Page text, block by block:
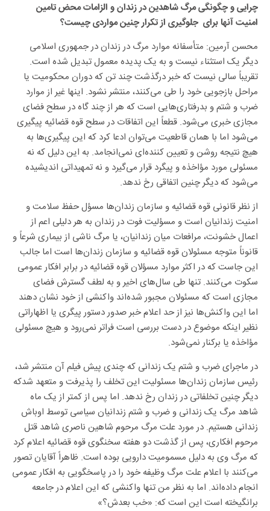
چرایی و چگونگی مرگ شاهدین در زندان و الزامات محض تامین
امنیت آنها برای جلوگیری از تکرار چنین مواردیچیست؟
محسن آرمین: متأسفانه موارد مرگ در زندان در جمهوری اسلامی
دیگر یک استثناء نیست و به یک پدیده معمول تبدیل شده است.
تقریباً سالی نیست که خبر درگذشت چند تن که دوران محکومیت یا
مراحل بازجویی خود را طی می‌کنند، منتشر نشود. اینها غیر از موارد
ضرب و شتم و بدرفتاری‌هایی است که هر از چند گاه در سطح فضای
مجازی خبری می‌شود. قطعاً این اتفاقات در سطح قوه قضائیه پیگیری
می‌شود اما با همان قاطعیت می‌توان ادعا کرد که این پیگیری‌ها به
هیچ نتیجه روشن و تعیین کننده‌ای نمی‌انجامد. به این دلیل که نه
مسئولی مورد مؤاخذه و پیگرد قرار می‌گیرد و نه تمهیداتی اندیشیده
می‌شود که دیگر چنین اتفاقی رخ ندهد.
از نظر قانونی قوه قضائیه و سازمان زندان‌ها مسؤل حفظ سلامت و
امنیت زندانیان است و مسؤلیت فوت در زندان به هر دلیلی اعم از
اعمال خشونت، مرافعات میان زندانیان، یا مرگ ناشی از بیماری شرعاً و
قانوناً متوجه مسئولان قوه قضائیه و سازمان زندان‌ها است اما جالب
این جاست که در اکثر موارد مسؤلان قوه قضائیه در برابر افکار عمومی
سکوت می‌کنند. تنها طی سال‌های اخیر و به لطف گسترش فضای
مجازی است که مسئولان مجبور شده‌اند واکنشی از خود نشان دهند
اما این واکنش‌ها نیز از حد اعلام خبر صدور دستور پیگری یا اظهاراتی
نظیر اینکه موضوع در دست بررسی است فراتر نمی‌رود و هیچ مسئولی
مؤاخذه یا برکنار نمی‌شود.
در ماجرای ضرب و شتم یک زندانی که چندی پیش فیلم آن منتشر شد،
رئیس سازمان زندان‌ها مسئولیت این تخلف را پذیرفت و متعهد شدکه
دیگر چنین تخلفاتی در زندان رخ ندهد. اما پس از کمتر از یک ماه
شاهد مرگ یک زندانی و ضرب و شتم زندانیان سیاسی توسط اوباش
زندانی هستیم. در مورد علت مرگ مرحوم شاهین ناصری شاهد قتل
مرحوم افکاری، پس از گذشت دو هفته سخنگوی قوه قضائیه اعلام کرد
که مرگ وی به دلیل مسمومیت دارویی بوده است. ظاهراً آقایان تصور
می‌کنند با اعلام علت مرگ وظیفه خود را در پاسخگویی به افکار عمومی
انجام داده‌اند. اما به نظر من تنها واکنشی که این اعلام در جامعه
برانگیخته است این است که: «خب بعدش؟»